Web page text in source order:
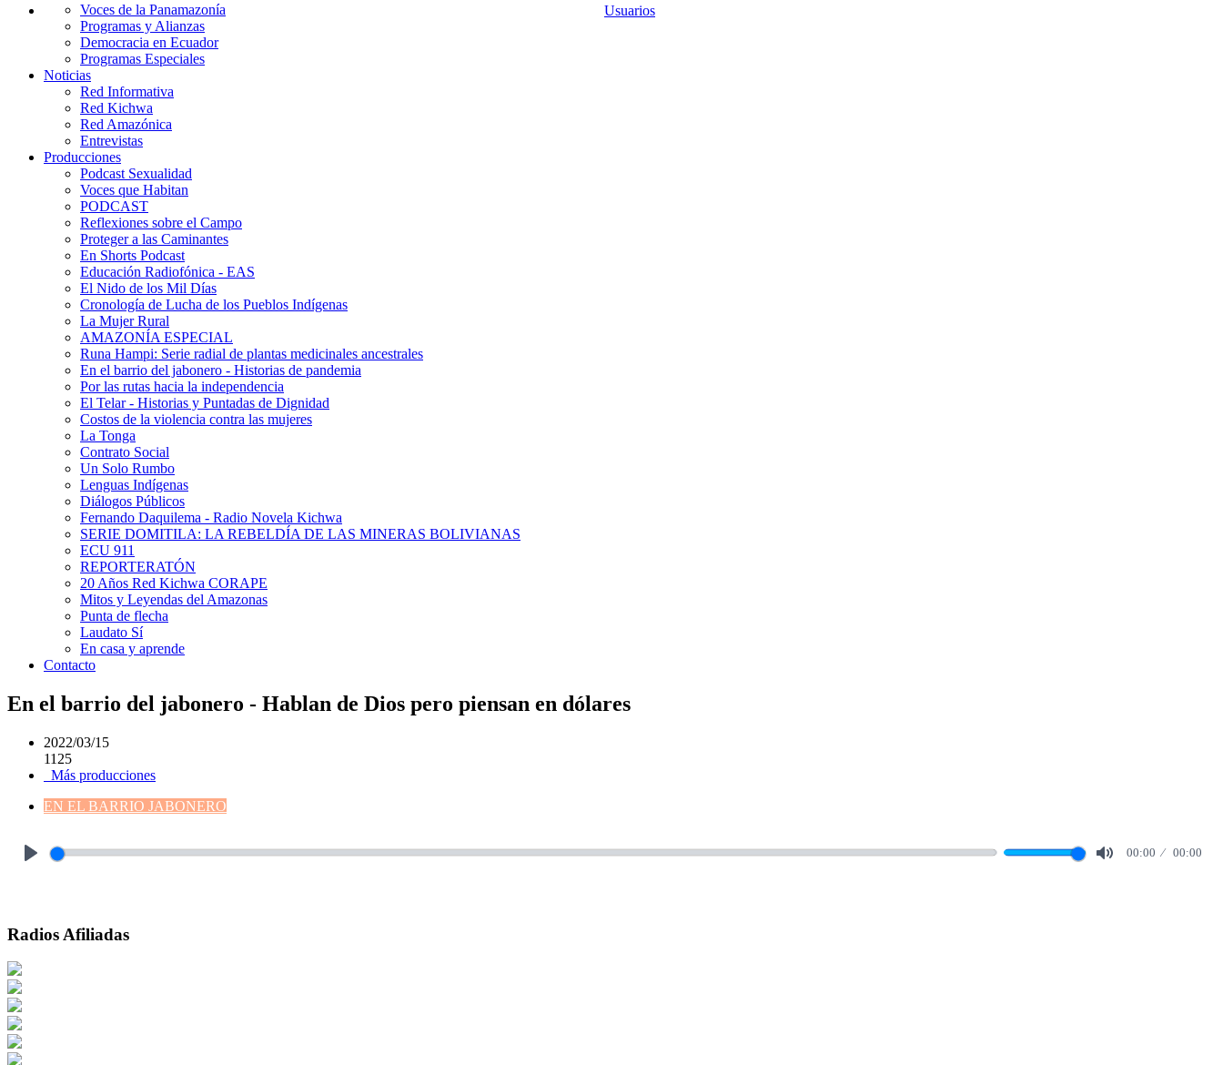
Usuarios
Voces de la Panamazonía
Programas y Alianzas
Democracia en Ecuador
Programas Especiales
Noticias
Red Informativa
Red Kichwa
Red Amazónica
Entrevistas
Producciones
Podcast Sexualidad
Voces que Habitan
PODCAST
Reflexiones sobre el Campo
Proteger a las Caminantes
En Shorts Podcast
Educación Radiofónica - EAS
El Nido de los Mil Días
Cronología de Lucha de los Pueblos Indígenas
La Mujer Rural
AMAZONÍA ESPECIAL
Runa Hampi: Serie radial de plantas medicinales ancestrales
En el barrio del jabonero - Historias de pandemia
Por las rutas hacia la independencia
El Telar - Historias y Puntadas de Dignidad
Costos de la violencia contra las mujeres
La Tonga
Contrato Social
Un Solo Rumbo
Lenguas Indígenas
Diálogos Públicos
Fernando Daquilema - Radio Novela Kichwa
SERIE DOMITILA: LA REBELDÍA DE LAS MINERAS BOLIVIANAS
ECU 911
REPORTERATÓN
20 Años Red Kichwa CORAPE
Mitos y Leyendas del Amazonas
Punta de flecha
Laudato Sí
En casa y aprende
Contacto
En el barrio del jabonero - Hablan de Dios pero piensan en dólares
2022/03/15
1125
Más producciones
EN EL BARRIO JABONERO
00:00 00:00
Radios Afiliadas